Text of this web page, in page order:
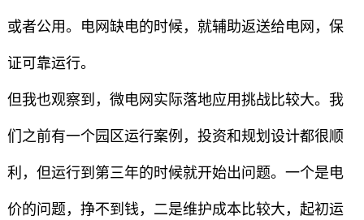
或者公用。电网缺电的时候，就辅助返送给电网，保
证可靠运行。
但我也观察到，微电网实际落地应用挑战比较大。我
们之前有一个园区运行案例，投资和规划设计都很顺
利，但运行到第三年的时候就开始出问题。一个是电
价的问题，挣不到钱，二是维护成本比较大，起初运